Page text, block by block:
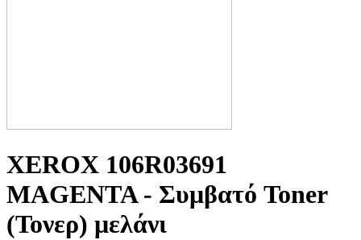
XEROX 106R03691
MAGENTA - Συμβατό Toner
(Τονερ) μελάνι